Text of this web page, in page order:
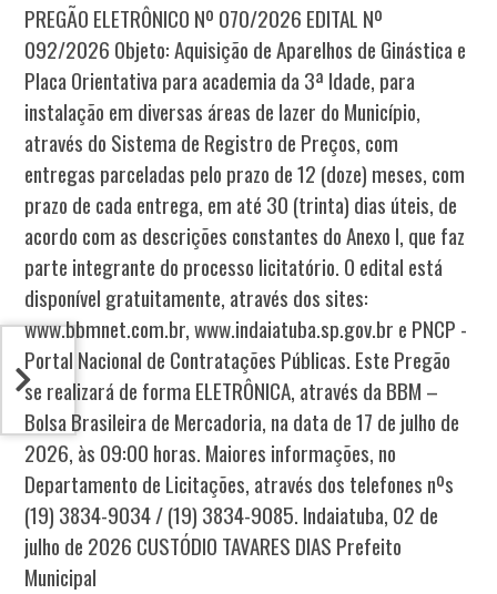
PREGÃO ELETRÔNICO Nº 070/2026 EDITAL Nº
092/2026 Objeto: Aquisição de Aparelhos de Ginástica e
Placa Orientativa para academia da 3ª Idade, para
instalação em diversas áreas de lazer do Município,
através do Sistema de Registro de Preços, com
entregas parceladas pelo prazo de 12 (doze) meses, com
prazo de cada entrega, em até 30 (trinta) dias úteis, de
acordo com as descrições constantes do Anexo I, que faz
parte integrante do processo licitatório. O edital está
disponível gratuitamente, através dos sites:
www.bbmnet.com.br, www.indaiatuba.sp.gov.br e PNCP -
Portal Nacional de Contratações Públicas. Este Pregão
se realizará de forma ELETRÔNICA, através da BBM –
Bolsa Brasileira de Mercadoria, na data de 17 de julho de
2026, às 09:00 horas. Maiores informações, no
Departamento de Licitações, através dos telefones nºs
(19) 3834-9034 / (19) 3834-9085. Indaiatuba, 02 de
julho de 2026 CUSTÓDIO TAVARES DIAS Prefeito
Municipal